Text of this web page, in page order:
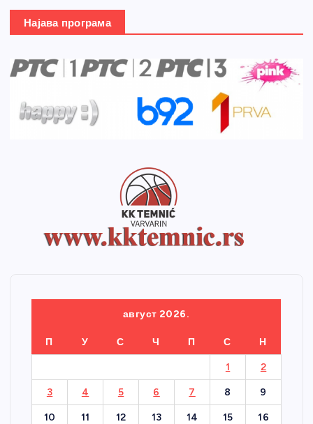
Најава програма
август 2026.
П У С Ч П С Н
1 2
3 4 5 6 7 8 9
10 11 12 13 14 15 16